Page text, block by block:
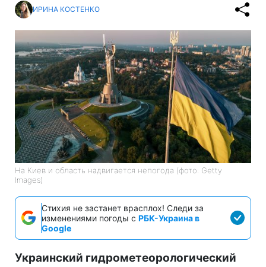
ИРИНА КОСТЕНКО
На Киев и область надвигается непогода (фото: Getty
Images)
Стихия не застанет врасплох! Следи за
изменениями погоды с РБК-Украина в
Google
Украинский гидрометеорологический